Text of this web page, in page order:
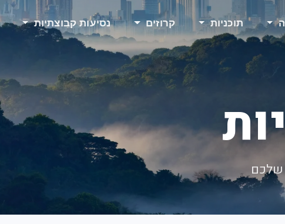
תוכניות קרוזים נסיעות קבוצתיות
שלכם